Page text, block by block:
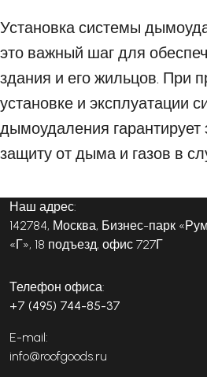
Установка системы
это важный шаг для
здания и его жильцов. При
установке и эксплуатации
дымоудаления
защиту от дыма и газов в
Наш адрес:
142784, Москва, Бизнес-парк
«Г», 18 подъезд, офис 727Г
Телефон офиса:
+7 (495) 744-85-37
E-mail:
info@roofgoods.ru